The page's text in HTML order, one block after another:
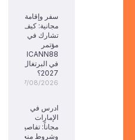
سفر وإقامة
مجانية: كيف
تشارك في
مؤتمر
ICANN88
في البرتغال
2027؟
07/08/2026
ادرس في
الإمارات
مجاناً: تفاصيل
وشروط منحة